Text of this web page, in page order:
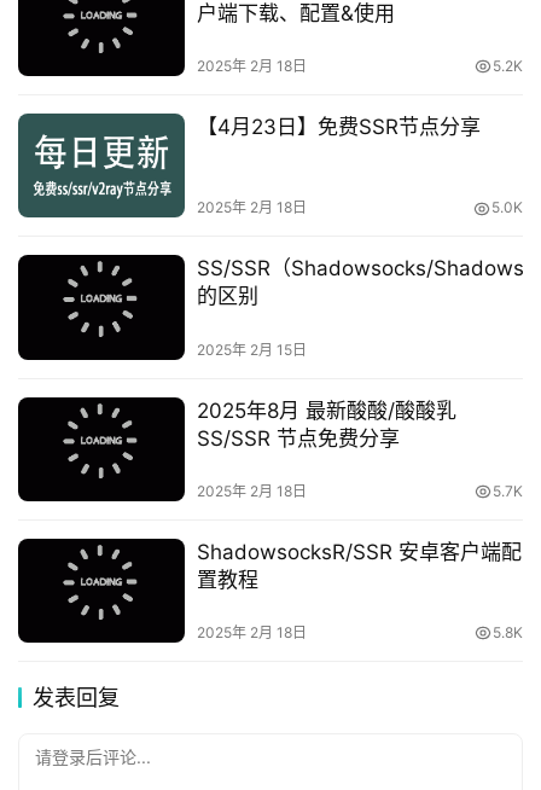
户端下载、配置&使用
2025年 2月 18日 5.2K
【4月23日】免费SSR节点分享
2025年 2月 18日 5.0K
SS/SSR（Shadowsocks/
的区别
2025年 2月 15日
2025年8月 最新酸酸/酸酸乳
SS/SSR 节点免费分享
2025年 2月 18日 5.7K
ShadowsocksR/SSR 安卓客户端配
置教程
2025年 2月 18日 5.8K
发表回复
请登录后评论...